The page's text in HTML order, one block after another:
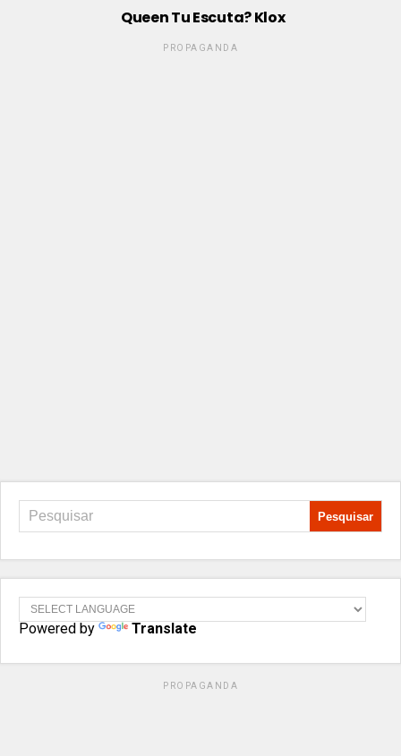
Queen Tu Escuta? Klox
PROPAGANDA
Powered by Translate
PROPAGANDA